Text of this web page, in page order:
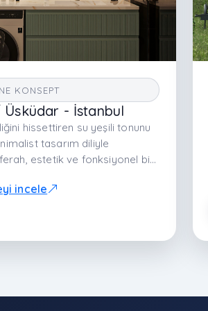
KONSEPT
- İstanbul
hissettiren su yeşili tonunu
tasarım diliyle
estetik ve fonksiyonel bir
Açık renk paleti, walk-in
dengeli malzeme seçimi
incele